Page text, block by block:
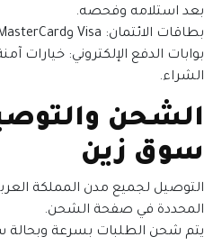
بعد استلامه وفحصه.
بطاقات الائتمان: Visa وMasterCard حسب الشروط المتاحة.
بوابات الدفع الإلكتروني: خيارات
الشراء.
الشحن
سوق زين
التوصيل لجميع مدن المملكة
المحددة في صفحة الشحن.
يتم شحن الطلبات بسرعة وبحالة